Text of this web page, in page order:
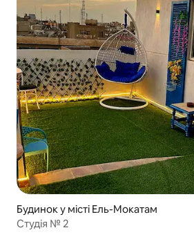
Будинок у місті Ель-Мокатам
Студія № 2